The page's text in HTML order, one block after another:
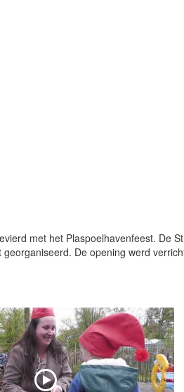
met het Plaspoelhavenfeest. De
De opening werd